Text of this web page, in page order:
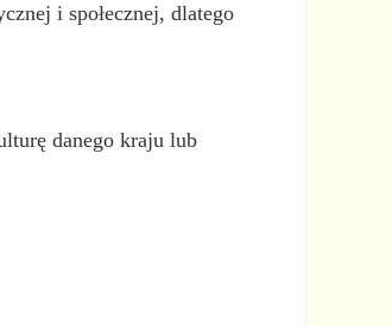
i społecznej, dlatego
danego kraju lub